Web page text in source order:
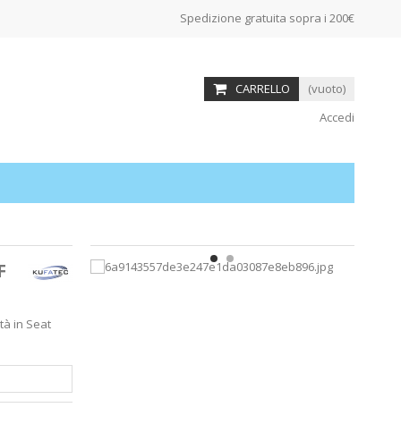
Spedizione gratuita sopra i 200€
CARRELLO
(vuoto)
Accedi
in Seat